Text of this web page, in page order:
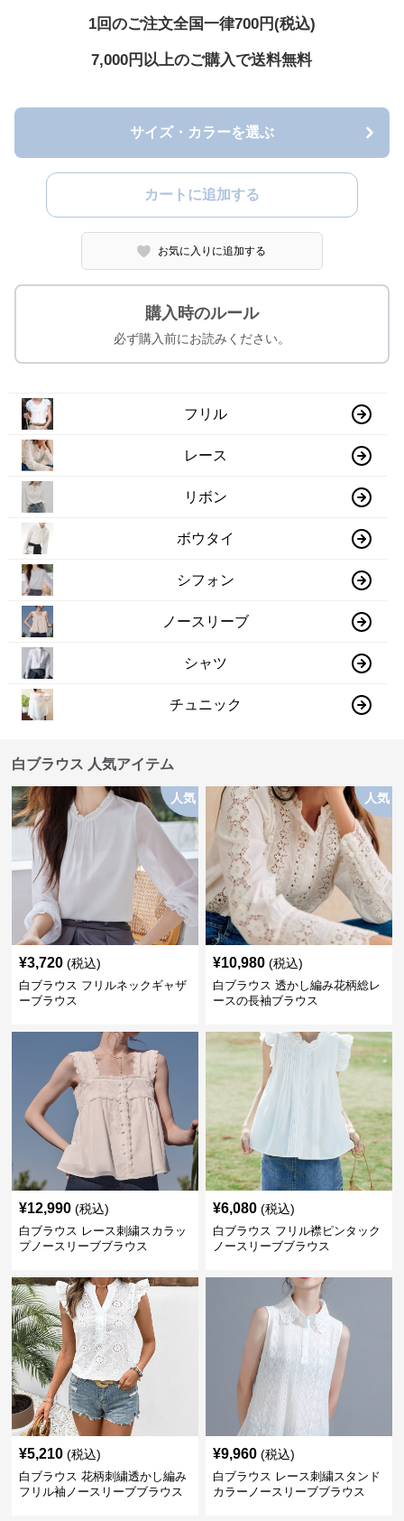
1回のご注文全国一律700円(税込)
7,000円以上のご購入で送料無料
サイズ・カラーを選ぶ
カートに追加する
お気に入りに追加する
購入時のルール
必ず購入前にお読みください。
フリル
レース
リボン
ボウタイ
シフォン
ノースリーブ
シャツ
チュニック
白ブラウス 人気アイテム
人気
¥3,720 (税込)
白ブラウス フリルネックギャザ
ーブラウス
人気
¥10,980 (税込)
白ブラウス 透かし編み花柄総レ
ースの長袖ブラウス
¥12,990 (税込)
白ブラウス レース刺繍スカラッ
プノースリーブブラウス
¥6,080 (税込)
白ブラウス フリル襟ピンタック
ノースリーブブラウス
¥5,210 (税込)
白ブラウス 花柄刺繍透かし編み
フリル袖ノースリーブブラウス
¥9,960 (税込)
白ブラウス レース刺繍スタンド
カラーノースリーブブラウス